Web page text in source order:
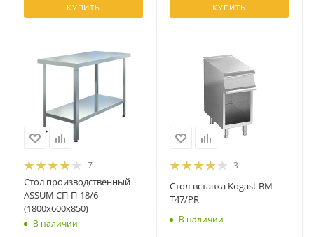
КУПИТЬ КУПИТЬ
7
Стол производственный
ASSUM СП-П-18/6
(1800х600х850)
В наличии
3
Стол-вставка Kogast BM-
T47/PR
В наличии